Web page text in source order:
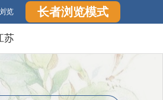
览 长者浏览模式
苏